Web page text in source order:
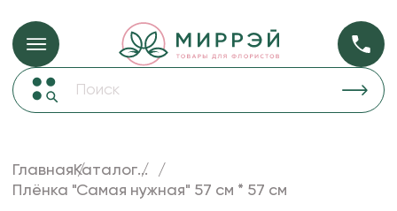
Упаковка для цветов и подарков Упаковка для
Коробки для цветов
ГлавнаяКаталог...
Плёнка "Самая нужная" 57 см * 57 см